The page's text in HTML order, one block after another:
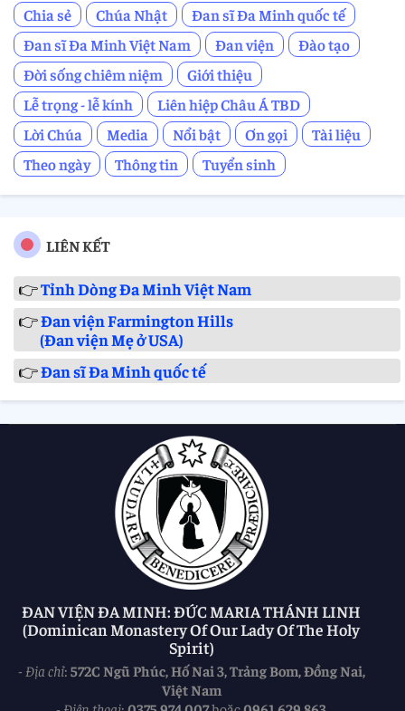
Chia sẻ
Chúa Nhật
Đan sĩ Đa Minh quốc tế
Đan sĩ Đa Minh Việt Nam
Đan viện
Đào tạo
Đời sống chiêm niệm
Giới thiệu
Lễ trọng - lễ kính
Liên hiệp Châu Á TBD
Lời Chúa
Media Nổi bật Ơn gọi
Tài liệu
Theo ngày
Thông tin Tuyển sinh
LIÊN KẾT
👉Tỉnh Dòng Đa Minh Việt Nam
👉Đan viện Farmington Hills
(Đan viện Mẹ ở USA)
👉Đan sĩ Đa Minh quốc tế
ĐAN VIỆN ĐA MINH: ĐỨC MARIA THÁNH LINH
(Dominican Monastery Of Our Lady Of The Holy
Spirit)
- Địa chỉ: 572C Ngũ Phúc, Hố Nai 3, Trảng Bom, Đồng Nai,
Việt Nam